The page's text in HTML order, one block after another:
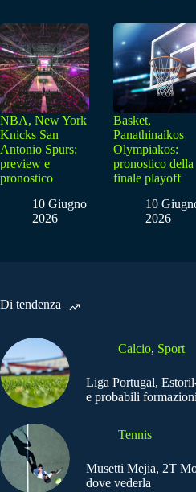
NBA, New York
Knicks San
Antonio Spurs:
preview e
pronostico
10 Giugno
2026
Basket,
Panathinaikos
Olympiakos:
pronostico della
finale playoff
10
2026
Di tendenza
Calcio, Sport
Liga Portugal,
e probabili formazioni
Tennis
Musetti Mejia, 2T
dove vederla